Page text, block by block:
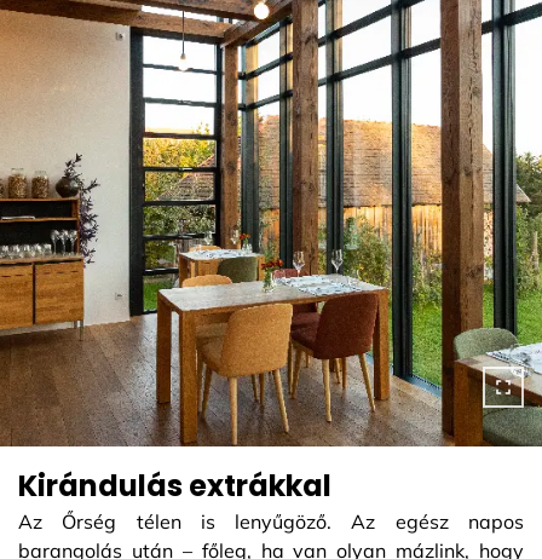
Kirándulás extrákkal
Az Őrség télen is lenyűgöző. Az egész napos
barangolás után – főleg, ha van olyan mázlink, hogy